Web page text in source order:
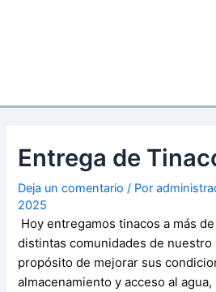
Entrega de
Deja un comentario / Por
2025
Hoy entregamos tinacos a más
distintas comunidades de
propósito de mejorar sus
almacenamiento y acceso al agua,